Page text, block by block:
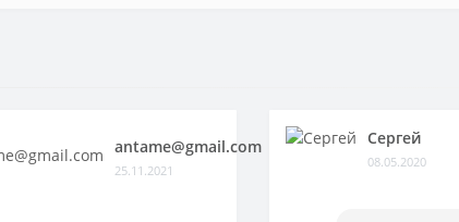
antame@gmail.com
25.11.2021
Сергей
08.05.2020